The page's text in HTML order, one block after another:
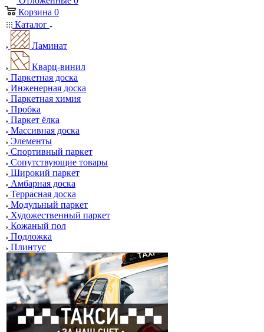
Корзина 0
Каталог
Ламинат
Кварц-винил
Паркетная доска
Инженерная доска
Паркетная химия
Пробка
Паркет ёлка
Массивная доска
Элементы
Спортивный паркет
Сопутствующие товары
Широкий паркет
Амбарная доска
Террасная доска
Модульный паркет
Художественный паркет
Кожаный пол
Подложка
Плинтус